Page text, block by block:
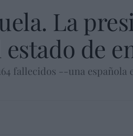
La
de
fallecidos --una